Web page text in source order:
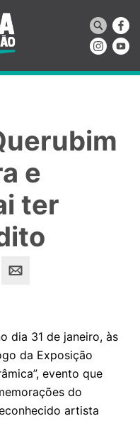
e
ter
dia 31 de janeiro, às
da Exposição
evento que
do
artista